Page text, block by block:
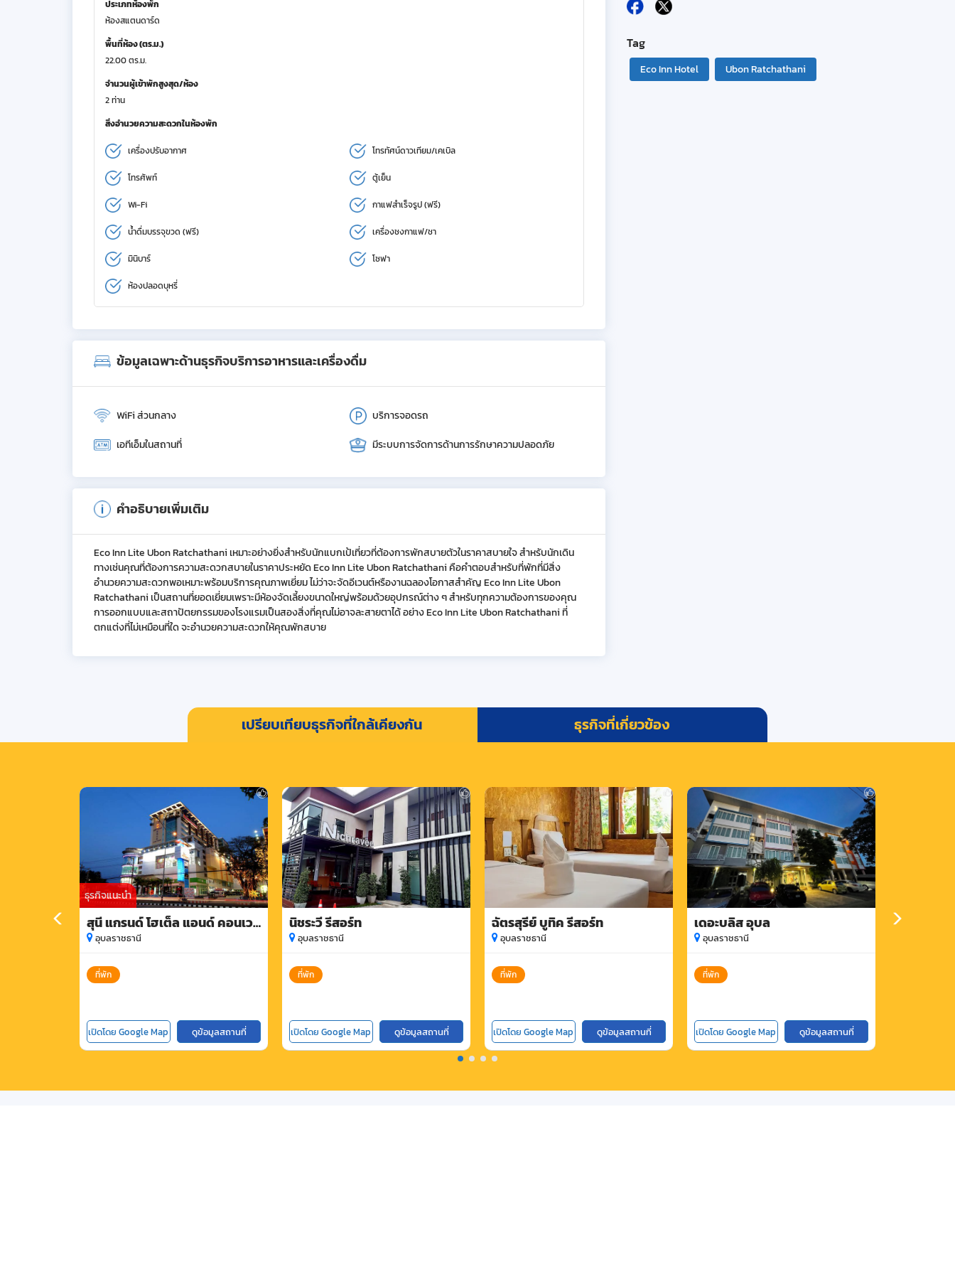
ประเภทห้องพัก
ห้องสแตนดาร์ด
พื้นที่ห้อง (ตร.ม.)
22.00 ตร.ม.
จำนวนผู้เข้าพักสูงสุด/ห้อง
2 ท่าน
สิ่งอำนวยความสะดวกในห้องพัก
เครื่องปรับอากาศ โทรทัศน์ดาวเทียม/เคเบิล
โทรศัพท์ ตู้เย็น
Wi-Fi กาแฟสำเร็จรูป (ฟรี)
น้ำดื่มบรรจุขวด (ฟรี) เครื่องชงกาแฟ/ชา
มินิบาร์ โซฟา
ห้องปลอดบุหรี่
ข้อมูลเฉพาะด้านธุรกิจบริการอาหารและเครื่องดื่ม
WiFi ส่วนกลาง
บริการจอดรถ
เอทีเอ็มในสถานที่
มีระบบการจัดการด้านการรักษาความปลอดภัย
คำอธิบายเพิ่มเติม
Eco Inn Lite Ubon Ratchathani เหมาะอย่างยิ่งสำหรับนักแบกเป้เที่ยวที่ต้องการพักสบายตัวในราคาสบายใจ สำหรับนักเดิน
ทางเช่นคุณที่ต้องการความสะดวกสบายในราคาประหยัด Eco Inn Lite Ubon Ratchathani คือคำตอบสำหรับที่พักที่มีสิ่ง
อำนวยความสะดวกพอเหมาะพร้อมบริการคุณภาพเยี่ยม ไม่ว่าจะจัดอีเวนต์หรืองานฉลองโอกาสสำคัญ Eco Inn Lite Ubon
Ratchathani เป็นสถานที่ยอดเยี่ยมเพราะมีห้องจัดเลี้ยงขนาดใหญ่พร้อมด้วยอุปกรณ์ต่าง ๆ สำหรับทุกความต้องการของคุณ
การออกแบบและสถาปัตยกรรมของโรงแรมเป็นสองสิ่งที่คุณไม่อาจละสายตาได้ อย่าง Eco Inn Lite Ubon Ratchathani ที่
ตกแต่งที่ไม่เหมือนที่ใด จะอำนวยความสะดวกให้คุณพักสบาย
Tag
Eco Inn Hotel Ubon Ratchathani
เปรียบเทียบธุรกิจที่ใกล้เคียงกัน ธุรกิจที่เกี่ยวข้อง
ธุรกิจแนะนำ
สุนี แกรนด์ โฮเต็ล แอนด์ คอนเวน
ชั่น เซ็นเตอร์
อุบลราชธานี
ที่พัก
เปิดโดย Google Map ดูข้อมูลสถานที่
นิชระวี รีสอร์ท
อุบลราชธานี
ที่พัก
เปิดโดย Google Map ดูข้อมูลสถานที่
ฉัตรสุรีย์ บูทิค รีสอร์ท
อุบลราชธานี
ที่พัก
เปิดโดย Google Map ดูข้อมูลสถานที่
เดอะบลิส อุบล
อุบลราชธานี
ที่พัก
เปิดโดย Google Map ดูข้อมูลสถานที่
โรงแรมเว